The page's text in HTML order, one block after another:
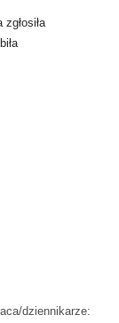
dziennikarze: